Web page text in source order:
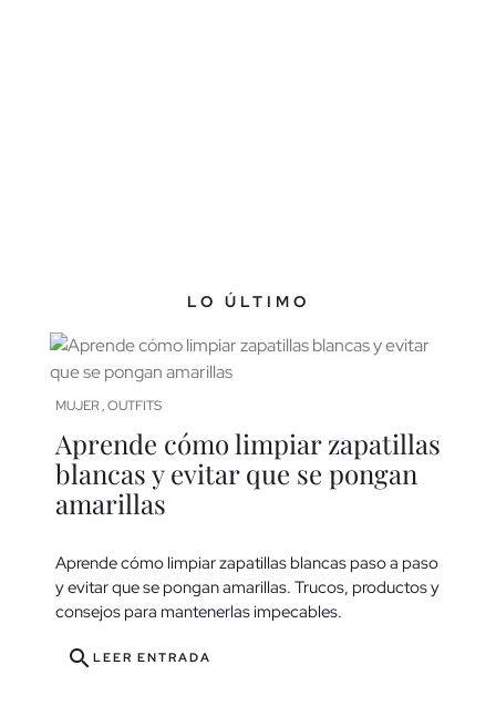
LO ÚLTIMO
MUJER , OUTFITS
Aprende cómo limpiar zapatillas
blancas y evitar que se pongan
amarillas
Aprende cómo limpiar zapatillas blancas paso a paso
y evitar que se pongan amarillas. Trucos, productos y
consejos para mantenerlas impecables.
search LEER ENTRADA